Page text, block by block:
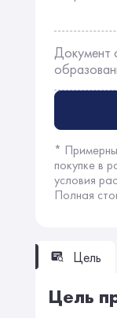
Цель
Цель
Документ
*
покупке в
условия
Полная